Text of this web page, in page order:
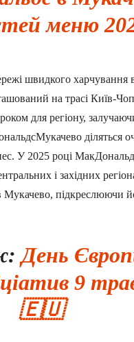
меню
швидкого харчування в
на трасі Київ-
для регіону,
діляться
У 2025 році
і західних
підкреслюючи
День
9
🇪🇺